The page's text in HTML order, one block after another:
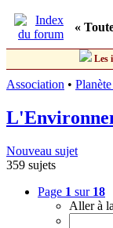
«
Les
Association •
Nouveau sujet
359 sujets
Page 1 sur 18
Aller à